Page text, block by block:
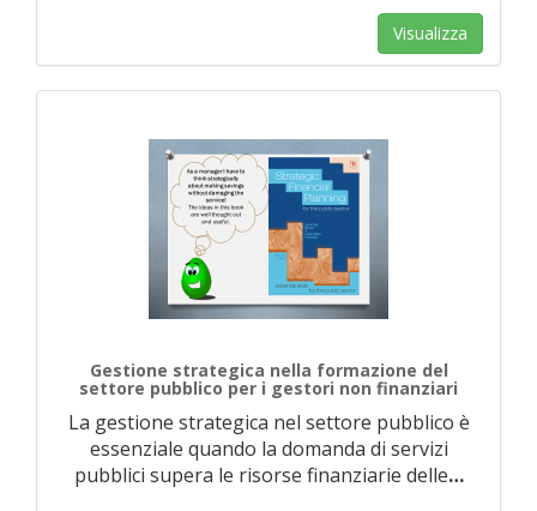
Visualizza
Gestione strategica nella formazione del
settore pubblico per i gestori non finanziari
La gestione strategica nel settore pubblico è
essenziale quando la domanda di servizi
pubblici supera le risorse finanziarie delle…